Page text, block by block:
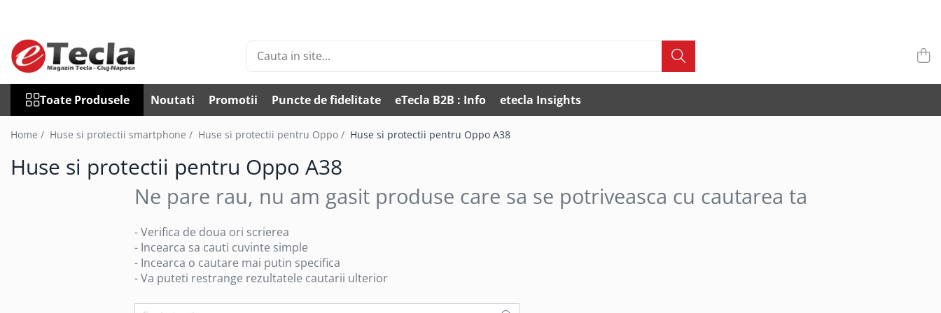
Toate Produsele
Accesorii Diverse
Accesorii auto
Auto accesorii scule
Becuri auto
Car DVR
Toate Produsele Noutati Promotii Puncte de fidelitate eTecla B2B : Info etecla Insights
Home / Huse si protectii smartphone / Huse si protectii pentru Oppo / Huse si protectii pentru Oppo A38
Huse si protectii pentru Oppo A38
Ne pare rau, nu am gasit produse care sa se potriveasca cu cautarea ta
- Verifica de doua ori scrierea
- Incearca sa cauti cuvinte simple
- Incearca o cautare mai putin specifica
- Va puteti restrange rezultatele cautarii ulterior